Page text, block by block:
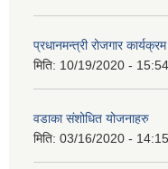
प्रधानमन्त्री रोजगार
मिति: 10/19/2020 - 15:54
वडाका संशोधित योजनाहरु
मिति: 03/16/2020 - 14:15